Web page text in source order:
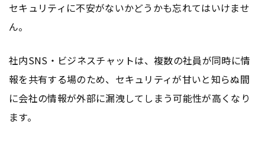
セキュリティに不安がないかどうかも忘れてはいけませ
ん。
社内SNS・ビジネスチャットは、複数の社員が同時に情
報を共有する場のため、セキュリティが甘いと知らぬ間
に会社の情報が外部に漏洩してしまう可能性が高くなり
ます。